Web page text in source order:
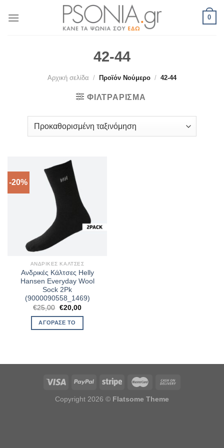
0
42-44
Αρχική σελίδα / Προϊόν Νούμερο / 42-44
ΦΙΛΤΡΆΡΙΣΜΑ
-20%
ΑΝΔΡΙΚΈΣ ΚΆΛΤΣΕΣ
Ανδρικές Κάλτσες Helly
Hansen Everyday Wool
Sock 2Pk
(9000090558_1469)
€25,00 Original
price
was:
€25,00.
€20,00Η
ΑΓΌΡΑΣΈ ΤΟ
Copyright 2026 © Flatsome Theme